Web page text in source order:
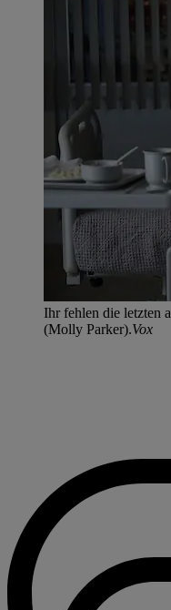
Ihr fehlen die letzten
(Molly Parker).Vox